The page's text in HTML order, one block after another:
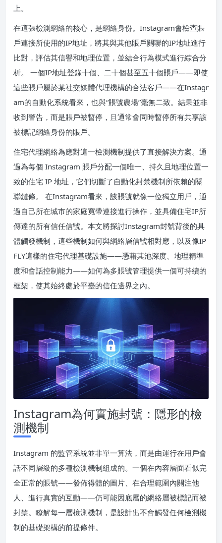
上。
在這張檢測網絡的核心，是網絡身份。Instagram會檢查賬
戶連接所使用的IP地址，將其與其他賬戶關聯的IP地址進行
比對，評估其信譽和地理位置，並結合行為模式進行綜合分
析。 一個IP地址登錄十個、二十個甚至五十個賬戶——即使
這些賬戶屬於某社交媒體代理機構的合法客戶——在Instagr
am的自動化系統看來，也與“賬號農場”毫無二致。結果並非
收到警告，而是賬戶被暫停，且通常會同時暫停所有共享該
被標記網絡身份的賬戶。
住宅代理網絡為應對這一檢測機制提供了直接解決方案。通
過為每個 Instagram 賬戶分配一個唯一、持久且地理位置一
致的住宅 IP 地址，它們切斷了自動化封禁機制所依賴的關
聯鏈條。 在Instagram看來，該賬號就像一位獨立用戶，通
過自己所在城市的家庭寬帶連接進行操作，並具備住宅IP所
傳達的所有信任信號。本文將探討Instagram封號背後的具
體觸發機制，這些機制如何與網絡層信號相對應，以及像IP
FLY這樣的住宅代理基礎設施——憑藉其池深度、地理精準
度和會話控制能力——如何為多賬號管理提供一個可持續的
框架，使其始終處於平臺的信任邊界之內。
Instagram為何實施封號：隱形的檢
測機制
Instagram 的監管系統並非單一算法，而是由運行在用戶會
話不同層級的多種檢測機制組成的。一個在內容層面看似完
全正常的賬號——發佈得體的圖片、在合理範圍內關注他
人、進行真實的互動——仍可能因底層的網絡層被標記而被
封禁。瞭解每一層檢測機制，是設計出不會觸發任何檢測機
制的基礎架構的前提條件。